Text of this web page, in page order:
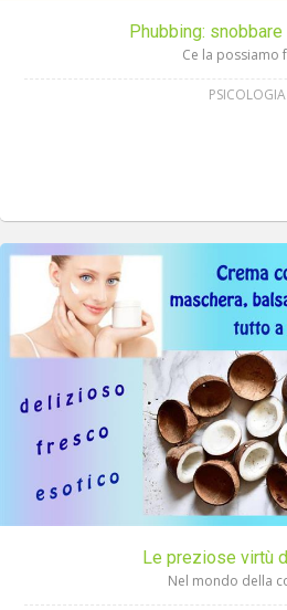
Phubbing:
Ce la possiamo
PSICOLOGIA
Le preziose virtù
Nel mondo della